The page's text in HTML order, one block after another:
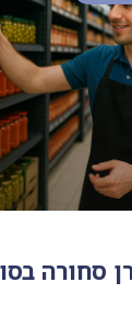
סחורה